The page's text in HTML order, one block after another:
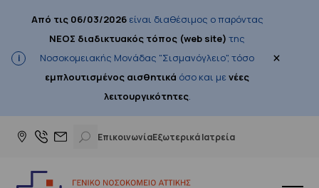
Από τις 06/03/2026είναι διαθέσιμος ο παρόντας
ΝΕΟΣ διαδικτυακός τόπος (web site) της
Νοσοκομειακής Μονάδας "Σισμανόγλειο", τόσο
εμπλουτισμένος αισθητικά όσο και μενέες
λειτουργικότητες.
×
ΕπικοινωνίαΕξωτερικά Ιατρεία